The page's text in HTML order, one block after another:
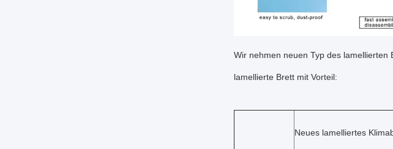
Wir nehmen neuen Typ des
lamellierte Brett mit Vorteil:
Neues lamelliertes